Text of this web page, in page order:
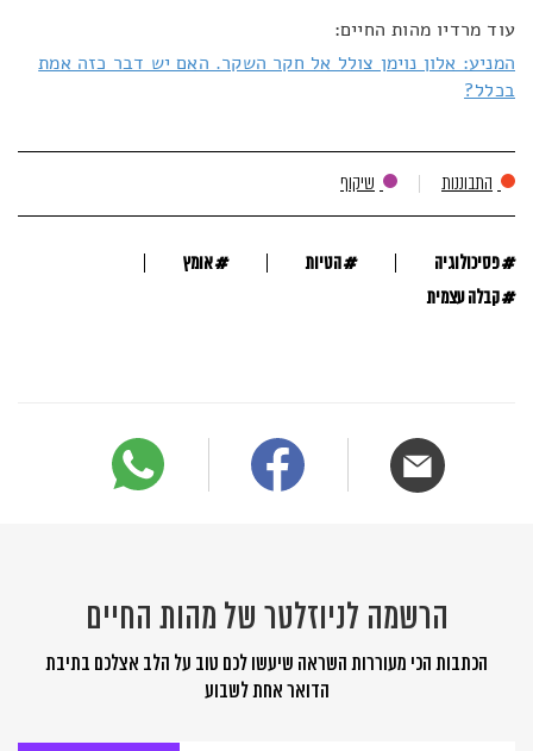
עוד מרדיו מהות החיים:
המניע: אלון נוימן צולל אל חקר השקר. האם יש דבר כזה אמת
בכלל?
התבוננות שיקוף
#פסיכולוגיה #הטיות #אומץ
#קבלה עצמית
הרשמה לניוזלטר של מהות החיים
הכתבות הכי מעוררות השראה שיעשו לכם טוב על הלב אצלכם בתיבת
הדואר אחת לשבוע